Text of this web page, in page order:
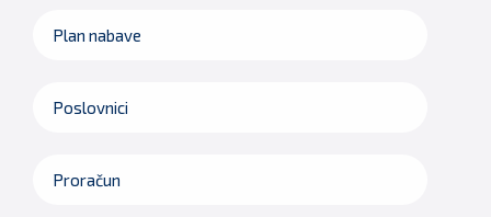
Plan nabave
Poslovnici
Proračun